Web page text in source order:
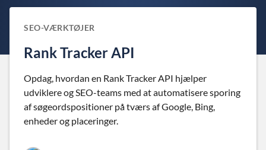
SEO-VÆRKTØJER
Rank Tracker API
Opdag, hvordan en Rank Tracker API hjælper
udviklere og SEO-teams med at automatisere sporing
af søgeordspositioner på tværs af Google, Bing,
enheder og placeringer.